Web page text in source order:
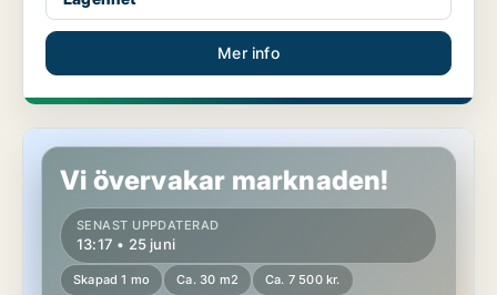
Mer info
Lägenhet i Vallentuna
Vi övervakar marknaden!
SENAST UPPDATERAD
13:17 • 25 juni
Skapad 1 mo Ca. 30 m2 Ca. 7 500 kr.